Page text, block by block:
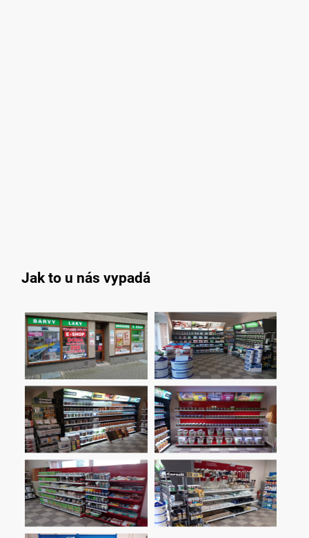
Jak to u nás vypadá